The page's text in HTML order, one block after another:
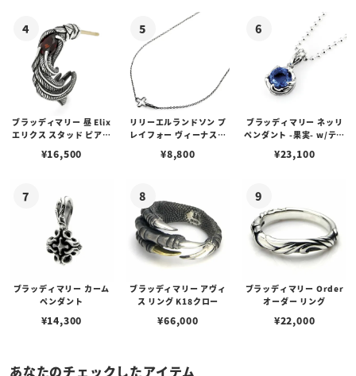
ブラッディマリー 昼 Elix
エリクス スタッド ピアス
¥16,500
リリーエルランドソン プ
レイフォー ヴィーナスチ
¥8,800
ブラッディマリー ネッリ
ペンダント -果実- w/ティ
¥23,100
ブラッディマリー カーム
ペンダント
¥14,300
ブラッディマリー アヴィ
ス リング K18クロー
¥66,000
ブラッディマリー Order
オーダー リング
¥22,000
あなたのチェックしたアイテム